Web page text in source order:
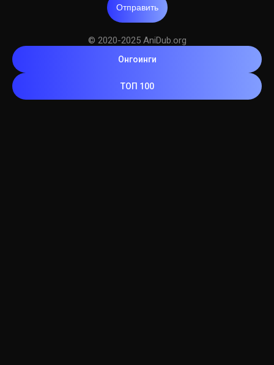
Отправить
© 2020-2025 AniDub.org
Онгоинги
ТОП 100